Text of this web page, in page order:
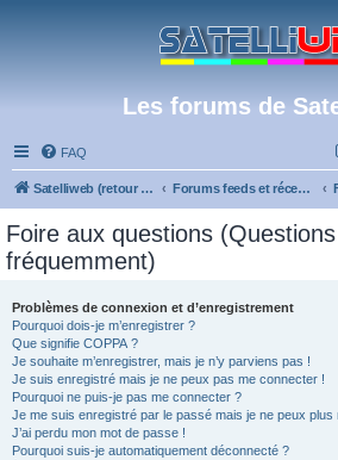
Les forums de
FAQ
Satelliweb (retour vers le site) Forums feeds et réception TV numérique
Foire aux questions
fréquemment)
Problèmes de connexion et d’enregistrement
Pourquoi dois-je m’enregistrer ?
Que signifie COPPA ?
Je souhaite m’enregistrer, mais je n’y parviens pas !
Je suis enregistré mais je ne peux pas me connecter !
Pourquoi ne puis-je pas me connecter ?
Je me suis enregistré par le passé mais je ne peux plus
J’ai perdu mon mot de passe !
Pourquoi suis-je automatiquement déconnecté ?